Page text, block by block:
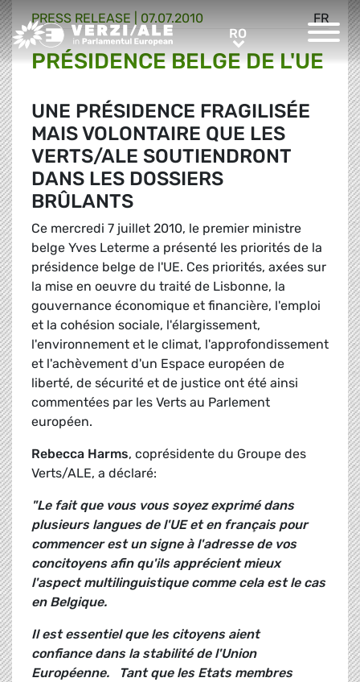
Greens/EFA Home RORO
FR
PRESS RELEASE | 07.07.2010
PRÉSIDENCE BELGE DE L'UE
UNE PRÉSIDENCE FRAGILISÉE
MAIS VOLONTAIRE QUE LES
VERTS/ALE SOUTIENDRONT
DANS LES DOSSIERS
BRÛLANTS
Ce mercredi 7 juillet 2010, le premier ministre
belge Yves Leterme a présenté les priorités de la
présidence belge de l'UE. Ces priorités, axées sur
la mise en oeuvre du traité de Lisbonne, la
gouvernance économique et financière, l'emploi
et la cohésion sociale, l'élargissement,
l'environnement et le climat, l'approfondissement
et l'achèvement d'un Espace européen de
liberté, de sécurité et de justice ont été ainsi
commentées par les Verts au Parlement
européen.
Rebecca Harms, coprésidente du Groupe des
Verts/ALE, a déclaré:
"Le fait que vous vous soyez exprimé dans
plusieurs langues de l'UE et en français pour
commencer est un signe à l'adresse de vos
concitoyens afin qu'ils apprécient mieux
l'aspect multilinguistique comme cela est le cas
en Belgique.
Il est essentiel que les citoyens aient
confiance dansla stabilité de l'Union
Européenne.
Tant que les Etats membres